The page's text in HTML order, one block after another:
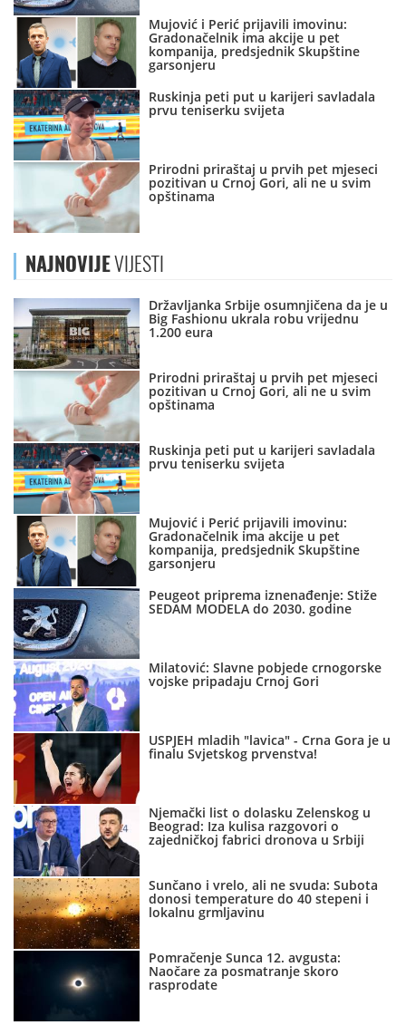
Mujović i Perić prijavili imovinu:
Gradonačelnik ima akcije u pet
kompanija, predsjednik Skupštine
garsonjeru
Ruskinja peti put u karijeri savladala
prvu teniserku svijeta
Prirodni priraštaj u prvih pet mjeseci
pozitivan u Crnoj Gori, ali ne u svim
opštinama
NAJNOVIJEVIJESTI
Državljanka Srbije osumnjičena da je u
Big Fashionu ukrala robu vrijednu
1.200 eura
Prirodni priraštaj u prvih pet mjeseci
pozitivan u Crnoj Gori, ali ne u svim
opštinama
Ruskinja peti put u karijeri savladala
prvu teniserku svijeta
Mujović i Perić prijavili imovinu:
Gradonačelnik ima akcije u pet
kompanija, predsjednik Skupštine
garsonjeru
Peugeot priprema iznenađenje: Stiže
SEDAM MODELA do 2030. godine
Milatović: Slavne pobjede crnogorske
vojske pripadaju Crnoj Gori
USPJEH mladih "lavica" - Crna Gora je u
finalu Svjetskog prvenstva!
Njemački list o dolasku Zelenskog u
Beograd: Iza kulisa razgovori o
zajedničkoj fabrici dronova u Srbiji
Sunčano i vrelo, ali ne svuda: Subota
donosi temperature do 40 stepeni i
lokalnu grmljavinu
Pomračenje Sunca 12. avgusta:
Naočare za posmatranje skoro
rasprodate